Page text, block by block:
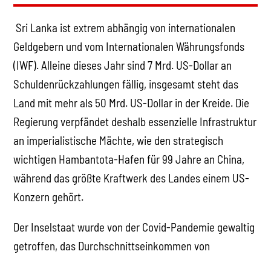
Sri Lanka ist extrem abhängig von internationalen
Geldgebern und vom Internationalen Währungsfonds
(IWF). Alleine dieses Jahr sind 7 Mrd. US-Dollar an
Schuldenrückzahlungen fällig, insgesamt steht das
Land mit mehr als 50 Mrd. US-Dollar in der Kreide. Die
Regierung verpfändet deshalb essenzielle Infrastruktur
an imperialistische Mächte, wie den strategisch
wichtigen Hambantota-Hafen für 99 Jahre an China,
während das größte Kraftwerk des Landes einem US-
Konzern gehört.
Der Inselstaat wurde von der Covid-Pandemie gewaltig
getroffen, das Durchschnittseinkommen von